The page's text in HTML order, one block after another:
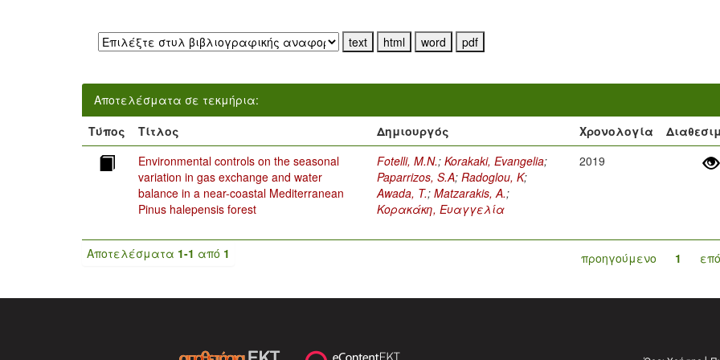
Αποτελέσματα σε τεκμήρια:
Τύπος
Τίτλος Δημιουργός Χρονολογία
Environmental controls on the seasonal
variation in gas exchange and water
balance in a near-coastal Mediterranean
Pinus halepensis forest
Fotelli, M.N.;Korakaki, Evangelia;
Paparrizos, S.A;Radoglou, K;
Awada, T.;Matzarakis, A.;
Κορακάκη, Ευαγγελία
2019
Αποτελέσματα 1-1 από 1 προηγούμενο 1